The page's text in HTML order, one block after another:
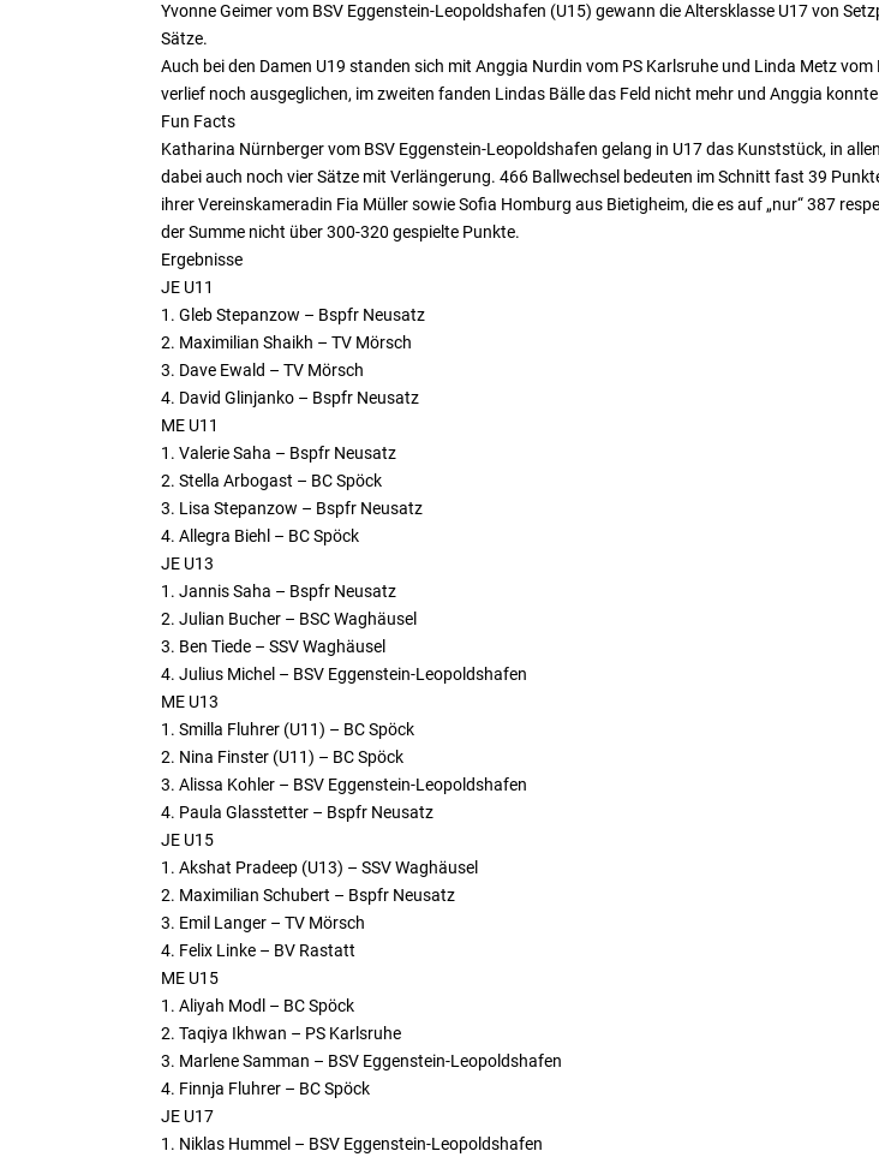
Yvonne Geimer vom BSV Eggenstein-Leopoldshafen (U15) gewann die Altersklasse U17 von
Sätze.
Auch bei den Damen U19 standen sich mit Anggia Nurdin vom PS Karlsruhe und Linda Metz
verlief noch ausgeglichen, im zweiten fanden Lindas Bälle das Feld nicht mehr und Anggia
Fun Facts
Katharina Nürnberger vom BSV Eggenstein-Leopoldshafen gelang in U17 das Kunststück, in
dabei auch noch vier Sätze mit Verlängerung. 466 Ballwechsel bedeuten im Schnitt fast 39
ihrer Vereinskameradin Fia Müller sowie Sofia Homburg aus Bietigheim, die es auf „nur“ 387
der Summe nicht über 300-320 gespielte Punkte.
Ergebnisse
JE U11
1. Gleb Stepanzow – Bspfr Neusatz
2. Maximilian Shaikh – TV Mörsch
3. Dave Ewald – TV Mörsch
4. David Glinjanko – Bspfr Neusatz
ME U11
1. Valerie Saha – Bspfr Neusatz
2. Stella Arbogast – BC Spöck
3. Lisa Stepanzow – Bspfr Neusatz
4. Allegra Biehl – BC Spöck
JE U13
1. Jannis Saha – Bspfr Neusatz
2. Julian Bucher – BSC Waghäusel
3. Ben Tiede – SSV Waghäusel
4. Julius Michel – BSV Eggenstein-Leopoldshafen
ME U13
1. Smilla Fluhrer (U11) – BC Spöck
2. Nina Finster (U11) – BC Spöck
3. Alissa Kohler – BSV Eggenstein-Leopoldshafen
4. Paula Glasstetter – Bspfr Neusatz
JE U15
1. Akshat Pradeep (U13) – SSV Waghäusel
2. Maximilian Schubert – Bspfr Neusatz
3. Emil Langer – TV Mörsch
4. Felix Linke – BV Rastatt
ME U15
1. Aliyah Modl – BC Spöck
2. Taqiya Ikhwan – PS Karlsruhe
3. Marlene Samman – BSV Eggenstein-Leopoldshafen
4. Finnja Fluhrer – BC Spöck
JE U17
1. Niklas Hummel – BSV Eggenstein-Leopoldshafen